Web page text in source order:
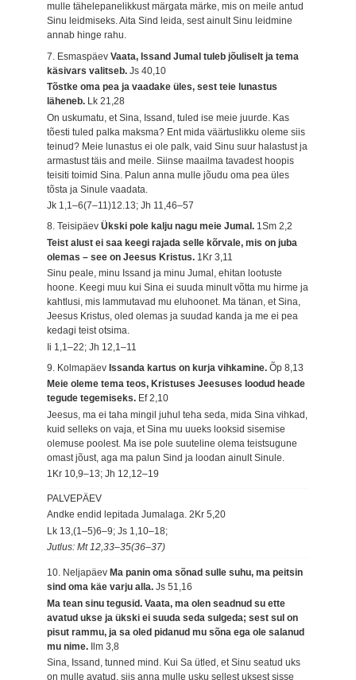
mulle tähelepanelikkust märgata märke, mis on meile antud
Sinu leidmiseks. Aita Sind leida, sest ainult Sinu leidmine
annab hinge rahu.
7. EsmaspäevVaata, Issand Jumal tuleb jõuliselt ja tema
käsivars valitseb.Js 40,10
Tõstke oma pea ja vaadake üles, sest teie lunastus
läheneb. Lk 21,28
On uskumatu, et Sina, Issand, tuled ise meie juurde. Kas
tõesti tuled palka maksma? Ent mida väärtuslikku oleme siis
teinud? Meie lunastus ei ole palk, vaid Sinu suur halastust ja
armastust täis and meile. Siinse maailma tavadest hoopis
teisiti toimid Sina. Palun anna mulle jõudu oma pea üles
tõsta ja Sinule vaadata.
Jk 1,1–6(7–11)12.13; Jh 11,46–57
8. TeisipäevÜkski pole kalju nagu meie Jumal. 1Sm 2,2
Teist alust ei saa keegi rajada selle kõrvale, mis on juba
olemas – see on Jeesus Kristus. 1Kr 3,11
Sinu peale, minu Issand ja minu Jumal, ehitan lootuste
hoone. Keegi muu kui Sina ei suuda minult võtta mu hirme ja
kahtlusi, mis lammutavad mu eluhoonet. Ma tänan, et Sina,
Jeesus Kristus, oled olemas ja suudad kanda ja me ei pea
kedagi teist otsima.
Ii 1,1–22; Jh 12,1–11
9. Kolmapäev Issanda kartus on kurja vihkamine.Õp 8,13
Meie oleme tema teos, Kristuses Jeesuses loodud heade
tegude tegemiseks. Ef 2,10
Jeesus, ma ei taha mingil juhul teha seda, mida Sina vihkad,
kuid selleks on vaja, et Sina mu uueks looksid sisemise
olemuse poolest. Ma ise pole suuteline olema teistsugune
omast jõust, aga ma palun Sind ja loodan ainult Sinule.
1Kr 10,9–13; Jh 12,12–19
PALVEPÄEV
Andke endid lepitada Jumalaga.2Kr 5,20
Lk 13,(1–5)6–9; Js 1,10–18;
Jutlus: Mt 12,33–35(36–37)
10. Neljapäev Ma panin oma sõnad sulle suhu, ma peitsin
sind oma käe varju alla.Js 51,16
Ma tean sinu tegusid. Vaata, ma olen seadnud su ette
avatud ukse ja ükski ei suuda seda sulgeda; sest sul on
pisut rammu, ja sa oled pidanud mu sõna ega ole salanud
mu nime. Ilm 3,8
Sina, Issand, tunned mind. Kui Sa ütled, et Sinu seatud uks
on mulle avatud, siis anna mulle usku sellest uksest sisse